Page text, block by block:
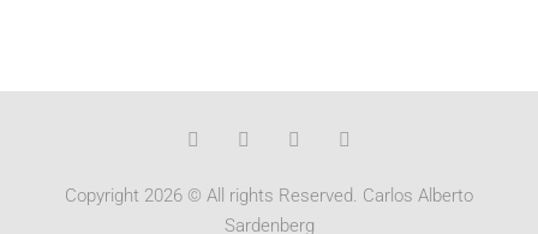
Copyright 2026 © All rights Reserved. Carlos Alberto
Sardenberg